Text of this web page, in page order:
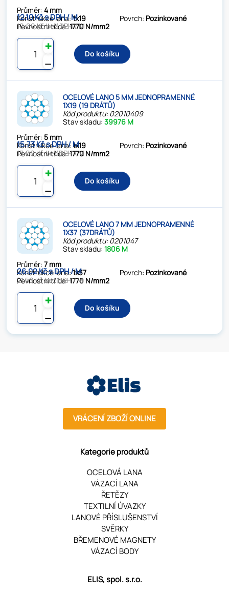
Průměr:4 mm
Konstrukce lana:1x19
Pevnostní třída:1770 N/mm2
Povrch: Pozinkované
12.10 Kč s DPH / M
10.00 Kč bez DPH / M
⚊
✚
Do košíku
OCELOVÉ LANO 5 MM JEDNOPRAMENNÉ
1X19 (19 DRÁTŮ)
Kód produktu: 02010409
Stav skladu:39976 M
Průměr:5 mm
Konstrukce lana:1x19
Pevnostní třída:1770 N/mm2
Povrch: Pozinkované
15.73 Kč s DPH / M
13.00 Kč bez DPH / M
⚊
✚
Do košíku
OCELOVÉ LANO 7 MM JEDNOPRAMENNÉ
1X37 (37DRÁTŮ)
Kód produktu: 0201047
Stav skladu:1806 M
Průměr:7 mm
Konstrukce lana:1x37
Pevnostní třída:1770 N/mm2
Povrch: Pozinkované
26.02 Kč s DPH / M
21.50 Kč bez DPH / M
⚊
✚
Do košíku
VRÁCENÍ ZBOŽÍ ONLINE
Kategorie produktů
OCELOVÁ LANA
VÁZACÍ LANA
ŘETĚZY
TEXTILNÍ ÚVAZKY
LANOVÉ PŘÍSLUŠENSTVÍ
SVĚRKY
BŘEMENOVÉ MAGNETY
VÁZACÍ BODY
ELIS, spol. s.r.o.